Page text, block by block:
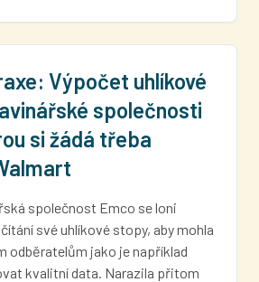
Výpočet uhlíkové
společnosti
si žádá třeba
společnost Emco se loni
své uhlíkové stopy, aby mohla
odběratelům jako je například
kvalitní data. Narazila přitom